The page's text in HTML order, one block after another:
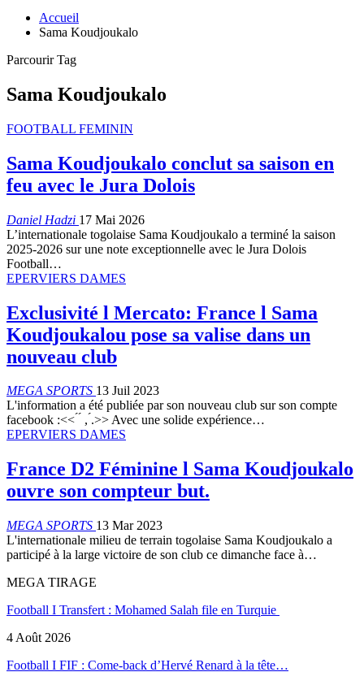
Accueil
Sama Koudjoukalo
Parcourir Tag
Sama Koudjoukalo
FOOTBALL FEMININ
Sama Koudjoukalo conclut sa saison en
feu avec le Jura Dolois
Daniel Hadzi 17 Mai 2026
L’internationale togolaise Sama Koudjoukalo a terminé la saison
2025-2026 sur une note exceptionnelle avec le Jura Dolois
Football…
EPERVIERS DAMES
Exclusivité l Mercato: France l Sama
Koudjoukalou pose sa valise dans un
nouveau club
MEGA SPORTS 13 Juil 2023
L'information a été publiée par son nouveau club sur son compte
facebook :<< ́ ́ , ́.>> Avec une solide expérience…
EPERVIERS DAMES
France D2 Féminine l Sama Koudjoukalo
ouvre son compteur but.
MEGA SPORTS 13 Mar 2023
L'internationale milieu de terrain togolaise Sama Koudjoukalo a
participé à la large victoire de son club ce dimanche face à…
MEGA TIRAGE
Football I Transfert : Mohamed Salah file en Turquie
4 Août 2026
Football I FIF : Come-back d’Hervé Renard à la tête…